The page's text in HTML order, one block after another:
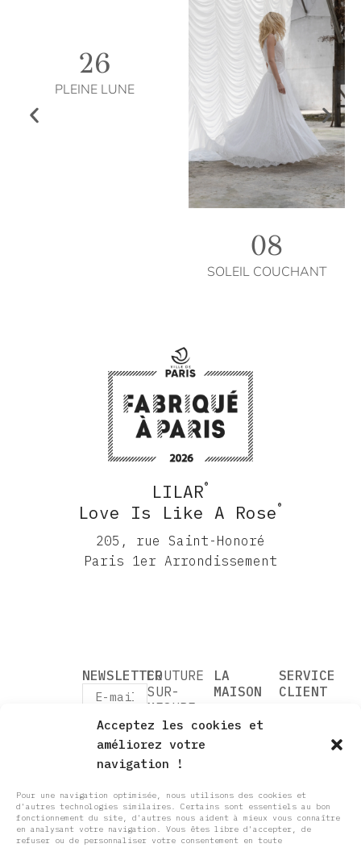
Acceptez les cookies et
améliorez votre
navigation !
Pour une navigation optimisée, nous utilisons des cookies et
d'autres technologies similaires. Certains sont essentiels au bon
fonctionnement du site, d'autres nous aident à mieux vous connaître
en analysant votre navigation. Vous êtes libre d'accepter, de
refuser ou de personnaliser votre consentement en toute
26
PLEINE LUNE
08
SOLEIL COUCHANT
LILAR®
Love Is Like A Rose ®
205, rue Saint-Honoré
Paris 1er Arrondissement
Saint-
Honoré
Paris 1er
COUTURE
SUR-
MESURE
SOMETHING OLD
PARADIS
BLANC
ALLEGORIES
COUTURE
SUR-
MESURE &
INTEMPORELLE
LA
MAISON
CRÉATRICE
SAVOIR
FAIRE
NOS
SERVICE
CLIENT
RÉPONSES
CONTACT
CGV
NEWSLETTER
J’accepte
traitement
données
personnelles
conformément
au RGPD.En
savoir plus